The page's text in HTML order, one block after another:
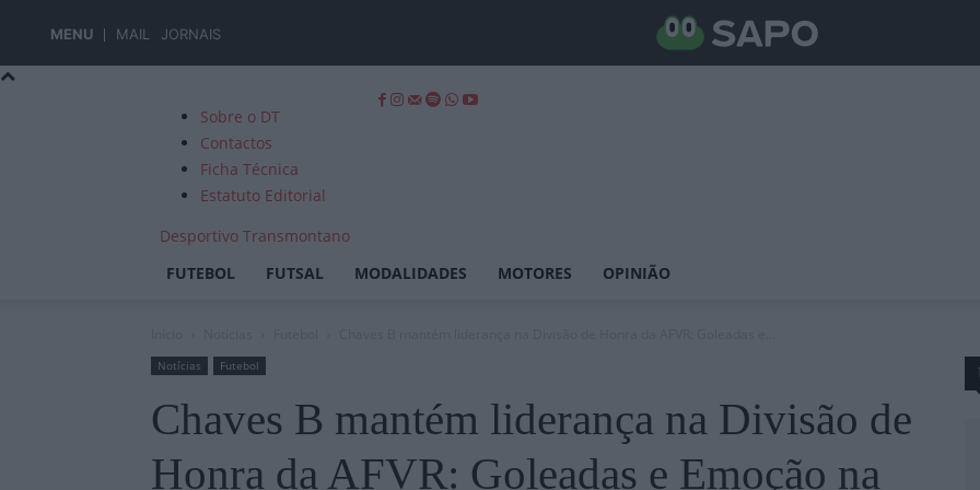
MENU MAIL JORNAIS
Sobre o DT
Contactos
Ficha Técnica
Estatuto Editorial
Desportivo Transmontano
FUTEBOL
FUTSAL MODALIDADES MOTORES OPINIÃO
Notícias Futebol
Chaves B mantém liderança na Divisão de
Honra da AFVR: Goleadas e Emoção na